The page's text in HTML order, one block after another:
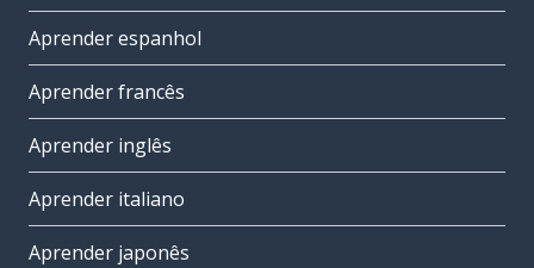
Aprender espanhol
Aprender francês
Aprender inglês
Aprender italiano
Aprender japonês